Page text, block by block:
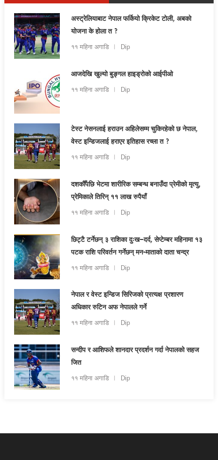
अस्ट्रेलियाबाट नेपाल फर्कियो क्रिकेट टोली, अबको
योजना के होला त ?
११ महिना अगाडि Dip
आजदेखि खुल्यो बुङ्गल हाइड्रोको आईपीओ
११ महिना अगाडि Dip
टेस्ट नेसनलाई हराउन अहिलेसम्म चुकिरहेको छ नेपाल,
वेस्ट इन्डिजलाई हराएर इतिहास रच्ला त ?
११ महिना अगाडि Dip
दशकौँपछि भेटमा शारीरिक सम्बन्ध बनाउँदा प्रेमीको मृत्यु,
प्रेमिकाले तिरिन् ११ लाख रुपैयाँ
११ महिना अगाडि Dip
छिट्टै टर्नेछन् ३ राशिका दुःख–दर्द, सेप्टेम्बर महिनामा १३
पटक राशि परिवर्तन गर्नेछन् मन-माताको दाता चन्द्र
११ महिना अगाडि Dip
नेपाल र वेस्ट इन्डिज सिरिजको प्रत्यक्ष प्रशारण
अधिकार रुटिन अफ नेपालले गर्ने
११ महिना अगाडि Dip
सन्दीप र आशिफले शानदार प्रदर्शन गर्दा नेपालको सहज
जित
११ महिना अगाडि Dip